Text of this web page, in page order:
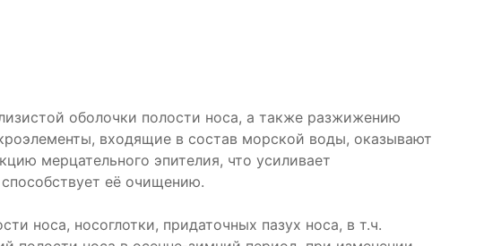
оболочки полости носа, а также разжижению
входящие в состав морской воды, оказывают
мерцательного эпителия, что усиливает
её очищению.
носа, носоглотки, придаточных пазух носа, в т.ч.